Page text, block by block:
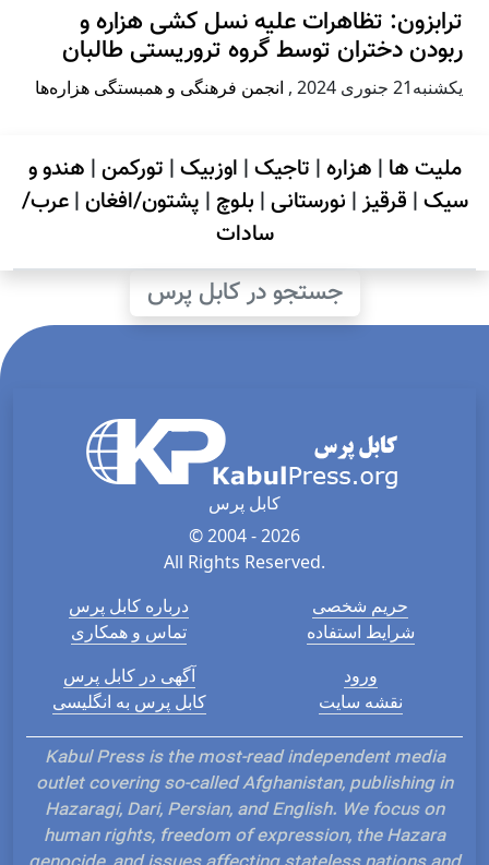
ترابزون: تظاهرات علیه نسل کشی هزاره و
ربودن دختران توسط گروه تروریستی طالبان
يكشنبه21 جنوری 2024 , انجمن فرهنگی و همبستگی هزاره‌ها
ملیت ها | هزاره| تاجیک| اوزبیک| تورکمن| هندو و
سیک| قرقیز| نورستانی| بلوچ | پشتون/افغان|عرب/
سادات
جستجو در کابل پرس
کابل پرس
© 2004 - 2026
All Rights Reserved.
درباره کابل پرس
تماس و همکاری
حریم شخصی
شرایط استفاده
آگهی در کابل پرس
کابل پرس به انگلیسی
ورود
نقشه سایت
Kabul Press is the most-read independent media
outlet covering so-called Afghanistan, publishing in
Hazaragi, Dari, Persian, and English. We focus on
human rights, freedom of expression, the Hazara